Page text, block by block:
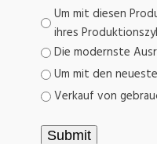
Um mit diesen
ihres
Die modernste
Um mit den
Verkauf von
Submit